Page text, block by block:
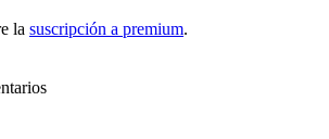
la suscripción a premium.